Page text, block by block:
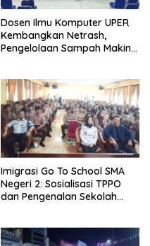
Dosen Ilmu Komputer UPER
Kembangkan Netrash,
Pengelolaan Sampah Makin
Imigrasi Go To School SMA
Negeri 2: Sosialisasi TPPO
dan Pengenalan Sekolah